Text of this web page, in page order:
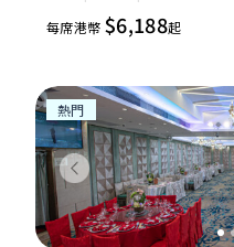
團隊，貼心提供完美婚宴服務
宴。
每席港幣 $6,188起
Previous
熱門